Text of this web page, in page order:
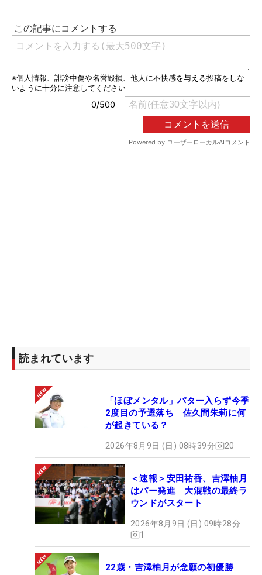
読まれています
「ほぼメンタル」パター入らず今季
2度目の予選落ち 佐久間朱莉に何
が起きている？
2026年8月9日 (日) 08時39分 20
＜速報＞安田祐香、吉澤柚月
はパー発進 大混戦の最終ラ
ウンドがスタート
2026年8月9日 (日) 09時28分
1
22歳・吉澤柚月が念願の初優勝